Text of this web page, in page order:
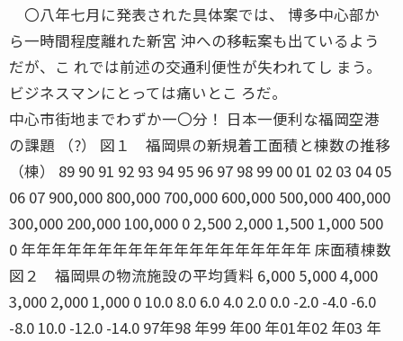
〇八年七月に発表された具体案では、 博多中心部か
ら一時間程度離れた新宮 沖への移転案も出ているよう
だが、こ れでは前述の交通利便性が失われてし まう。
ビジネスマンにとっては痛いとこ ろだ。
中心市街地までわずか一〇分！ 日本一便利な福岡空港
の課題 （?） 図１ 福岡県の新規着工面積と棟数の推移
（棟） 89 90 91 92 93 94 95 96 97 98 99 00 01 02 03 04 05
06 07 900,000 800,000 700,000 600,000 500,000 400,000
300,000 200,000 100,000 0 2,500 2,000 1,500 1,000 500
0 年年年年年年年年年年年年年年年年年年年 床面積棟数
図２ 福岡県の物流施設の平均賃料 6,000 5,000 4,000
3,000 2,000 1,000 0 10.0 8.0 6.0 4.0 2.0 0.0 -2.0 -4.0 -6.0
-8.0 10.0 -12.0 -14.0 97年98 年99 年00 年01年02 年03 年